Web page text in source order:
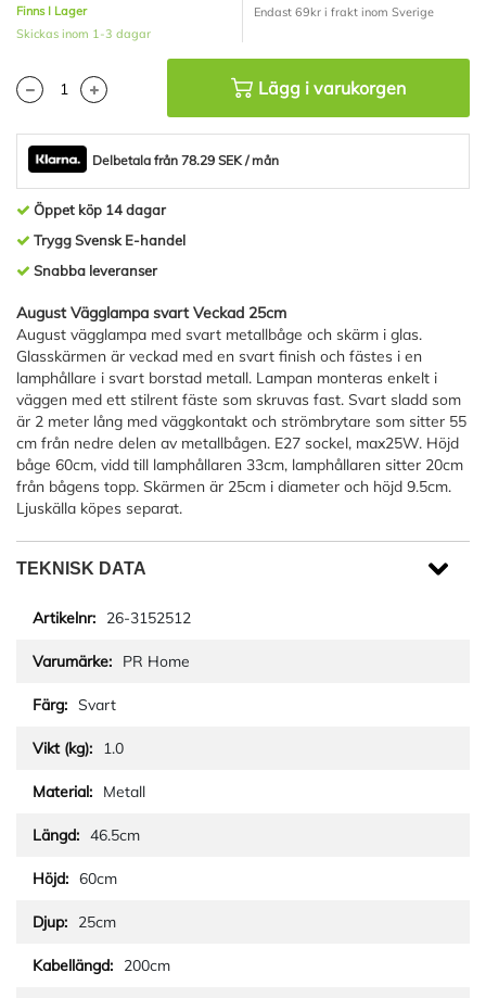
Finns I Lager
Skickas inom 1-3 dagar
Endast 69kr i frakt inom Sverige
Lägg i varukorgen
Delbetala från 78.29 SEK / mån
Öppet köp 14 dagar
Trygg Svensk E-handel
Snabba leveranser
August Vägglampa svart Veckad 25cm
August vägglampa med svart metallbåge och skärm i glas.
Glasskärmen är veckad med en svart finish och fästes i en
lamphållare i svart borstad metall. Lampan monteras enkelt i
väggen med ett stilrent fäste som skruvas fast. Svart sladd som
är 2 meter lång med väggkontakt och strömbrytare som sitter 55
cm från nedre delen av metallbågen. E27 sockel, max25W. Höjd
båge 60cm, vidd till lamphållaren 33cm, lamphållaren sitter 20cm
från bågens topp. Skärmen är 25cm i diameter och höjd 9.5cm.
Ljuskälla köpes separat.
TEKNISK DATA
26-3152512
PR Home
Svart
1.0
Metall
46.5cm
60cm
25cm
200cm